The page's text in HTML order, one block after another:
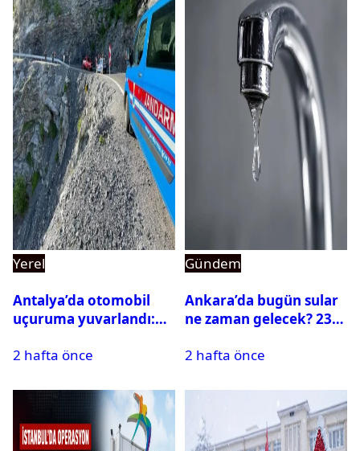
Yerel
Antalya’da otomobil
uçuruma yuvarlandı:
var
2 hafta önce
Gündem
Ankara’da bugün sular
ne zaman gelecek? 23
su kesintisi sorgulama
2 hafta önce